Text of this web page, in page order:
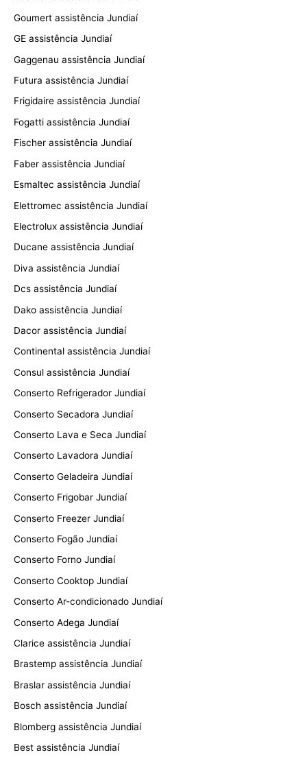
Goumert assistência Jundiaí
GE assistência Jundiaí
Gaggenau assistência Jundiaí
Futura assistência Jundiaí
Frigidaire assistência Jundiaí
Fogatti assistência Jundiaí
Fischer assistência Jundiaí
Faber assistência Jundiaí
Esmaltec assistência Jundiaí
Elettromec assistência Jundiaí
Electrolux assistência Jundiaí
Ducane assistência Jundiaí
Diva assistência Jundiaí
Dcs assistência Jundiaí
Dako assistência Jundiaí
Dacor assistência Jundiaí
Continental assistência Jundiaí
Consul assistência Jundiaí
Conserto Refrigerador Jundiaí
Conserto Secadora Jundiaí
Conserto Lava e Seca Jundiaí
Conserto Lavadora Jundiaí
Conserto Geladeira Jundiaí
Conserto Frigobar Jundiaí
Conserto Freezer Jundiaí
Conserto Fogão Jundiaí
Conserto Forno Jundiaí
Conserto Cooktop Jundiaí
Conserto Ar-condicionado Jundiaí
Conserto Adega Jundiaí
Clarice assistência Jundiaí
Brastemp assistência Jundiaí
Braslar assistência Jundiaí
Bosch assistência Jundiaí
Blomberg assistência Jundiaí
Best assistência Jundiaí